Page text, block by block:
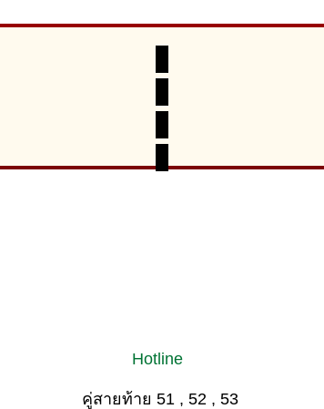
Hotline
คู่สายท้าย 51 , 52 , 53